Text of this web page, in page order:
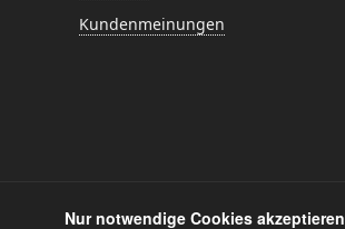
Nur notwendige Cookies akzeptieren
Kundenmeinungen